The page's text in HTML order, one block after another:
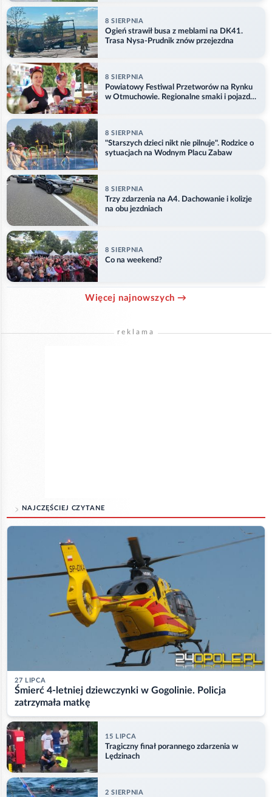
8 SIERPNIA
Ogień strawił busa z meblami na DK41.
Trasa Nysa-Prudnik znów przejezdna
8 SIERPNIA
Powiatowy Festiwal Przetworów na Rynku
w Otmuchowie. Regionalne smaki i pojazdy
8 SIERPNIA
"Starszych dzieci nikt nie pilnuje". Rodzice o
sytuacjach na Wodnym Placu Zabaw
8 SIERPNIA
Trzy zdarzenia na A4. Dachowanie i kolizje
na obu jezdniach
8 SIERPNIA
Co na weekend?
Więcej najnowszych →
reklama
NAJCZĘŚCIEJ CZYTANE
27 LIPCA
Śmierć 4-letniej dziewczynki w Gogolinie. Policja
zatrzymała matkę
15 LIPCA
Tragiczny finał porannego zdarzenia w
Lędzinach
2 SIERPNIA